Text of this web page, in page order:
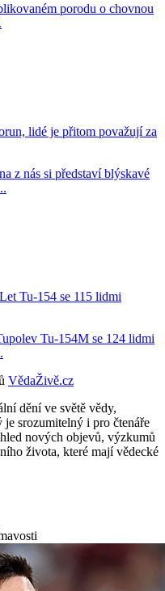
porodu o chovnou
lidé je přitom považují za
z nás si představí blýskavé
Tu-154 se 115 lidmi
Tu-154M se 124 lidmi
VědaŽivě.cz
dění ve světě vědy,
srozumitelný i pro čtenáře
nových objevů, výzkumů
života, které mají vědecké